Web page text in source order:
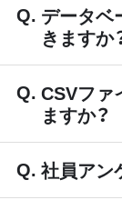
データベ
きますか
CSVファ
ますか？
社員アン